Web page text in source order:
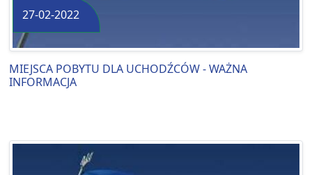
27-02-2022
MIEJSCA POBYTU DLA UCHODŹCÓW - WAŻNA
INFORMACJA